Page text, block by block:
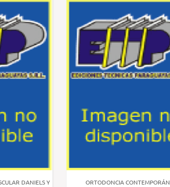
DANIELS Y
ORTODONCIA